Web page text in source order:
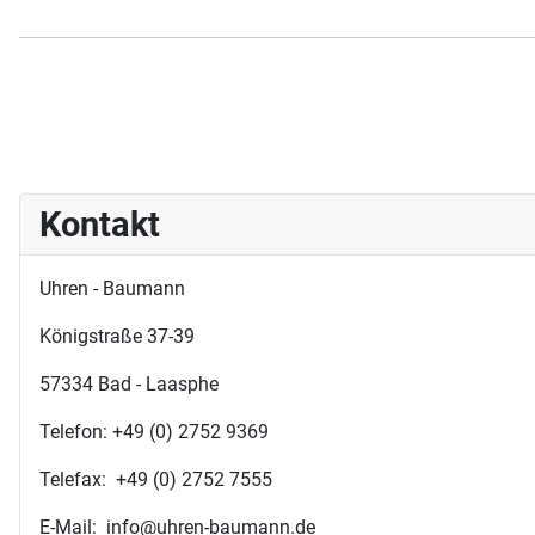
Kontakt
Uhren - Baumann
Königstraße 37-39
57334 Bad - Laasphe
Telefon: +49 (0) 2752 9369
Telefax: +49 (0) 2752 7555
E-Mail: info@uhren-baumann.de